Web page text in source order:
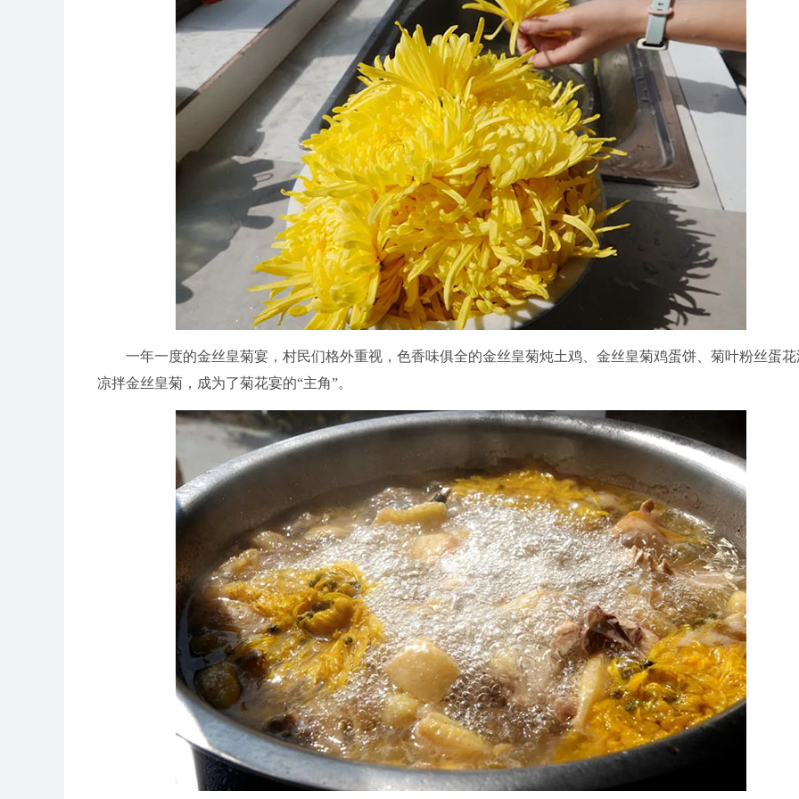
一年一度的金丝皇菊宴，村民们格外重视，色香味俱全的金丝皇菊炖土鸡、金丝皇菊鸡蛋饼、菊叶粉丝蛋
凉拌金丝皇菊，成为了菊花宴的“主角”。